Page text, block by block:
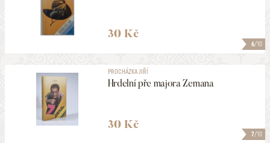
6/10
30 Kč
7/10
PROCHÁZKA JIŘÍ
Hrdelní pře majora Zemana
30 Kč